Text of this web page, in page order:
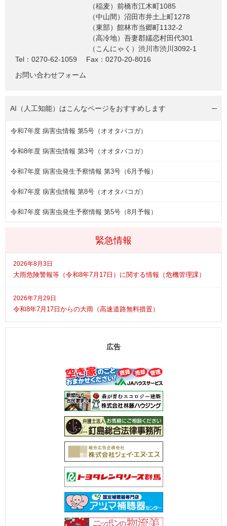
（稲麦）前橋市江木町1085
（中山間）沼田市井土上町1278
（東部）館林市当郷町1132-2
（高冷地）吾妻郡嬬恋村田代301
（こんにゃく）渋川市渋川3092-1
Tel：0270-62-1059
Fax：0270-20-8016
お問い合わせフォーム
緊急情報
2026年8月3日
大雨危険警報等（令和8年7月17日）に関する情報（危機管理課）
2026年7月29日
令和8年7月17日からの大雨（高速道路無料措置）
AI（人工知能）はこんなページをおすすめします
令和7年度 病害虫情報 第5号（オオタバコガ）
令和8年度 病害虫情報 第3号（オオタバコガ）
令和7年度 病害虫発生予察情報 第3号（6月予報）
令和7年度 病害虫情報 第8号（オオタバコガ）
令和7年度 病害虫発生予察情報 第5号（8月予報）
広告